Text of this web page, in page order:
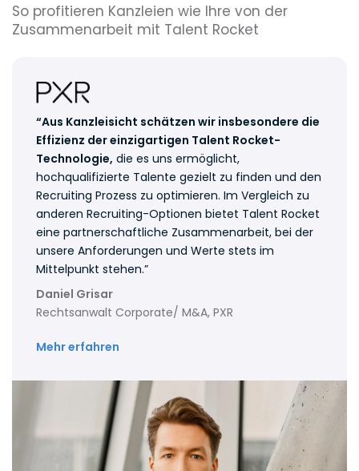
So profitieren Kanzleien wie Ihre von der
Zusammenarbeit mit Talent Rocket
“Aus Kanzleisicht schätzen wir insbesondere die
Effizienz der einzigartigen Talent Rocket-
Technologie, die es uns ermöglicht,
hochqualifizierte Talente gezielt zu finden und den
Recruiting Prozess zu optimieren. Im Vergleich zu
anderen Recruiting-Optionen bietet Talent Rocket
eine partnerschaftliche Zusammenarbeit, bei der
unsere Anforderungen und Werte stets im
Mittelpunkt stehen.”
Daniel Grisar
Rechtsanwalt Corporate/ M&A, PXR
Mehr erfahren